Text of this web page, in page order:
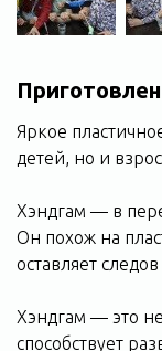
Яркое
детей, но и
Хэндгам — в
Он похож на
оставляет
Хэндгам — это
способствует